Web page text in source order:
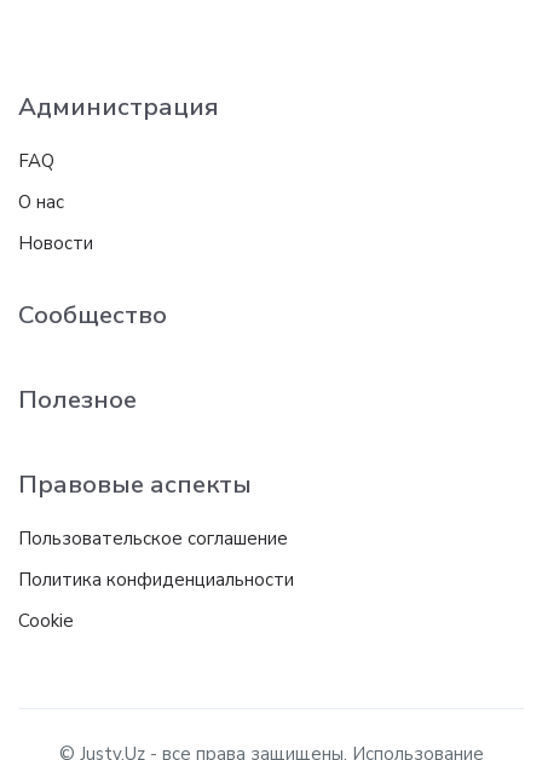
Администрация
FAQ
О нас
Новости
Сообщество
Полезное
Правовые аспекты
Пользовательское соглашение
Политика конфиденциальности
Cookie
© Justy.Uz - все права защищены. Использование